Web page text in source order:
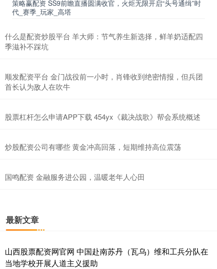
策略赢配资 SS9前瞻直播圆满收官，火炬无限开启“头号通缉”时
代_赛季_玩家_高塔
什么是配资炒股平台 羊大师：节气养生新选择，鲜羊奶适配四
季滋补不踩坑
顺发配资平台 金门战役前一小时，肖锋收到绝密情报，但兵团
首长认为敌人在吹牛
股票杠杆怎么申请APP下载 454yx《裁决战歌》帮会系统概述
炒股配资公司有哪些 黄金冲高回落，短期维持高位震荡
国鸣配资 金融服务进公园，温暖老年人心田
最新文章
山西股票配资网官网 中国赴南苏丹（瓦乌）维和工兵分队在
当地学校开展人道主义援助